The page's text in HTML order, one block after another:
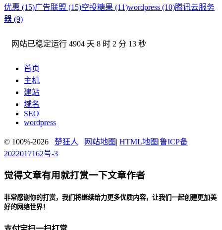
优惠 (15)广告联盟 (15)空投糖果 (11)wordpress (10)腾讯云服务
器 (9)
网站已稳定运行 4904 天 8 时 2 分 14 秒
首页
主机
建站
域名
SEO
wordpress
© 100%-2026 楚狂人 网站地图 | HTML地图 |鲁ICP备
2022017162号-3
觉得文章有用就打赏一下文章作者
非常感谢你的打赏，我们将继续给力更多优质内容，让我们一起创建更加美
好的网络世界！